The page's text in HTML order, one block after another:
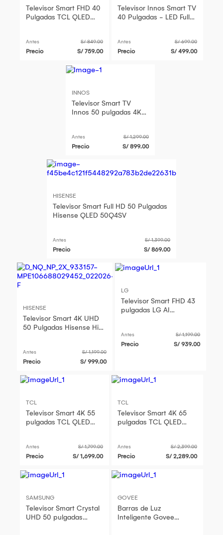
Televisor Smart FHD 40
Pulgadas TCL QLED
Antes S/ 849.00
Precio S/ 759.00
Televisor Innos Smart TV
40 Pulgadas - LED Full
Antes S/ 699.00
Precio S/ 499.00
INNOS
Televisor Smart TV
Innos 50 pulgadas 4K
Antes S/ 1,299.00
Precio S/ 899.00
HISENSE
Televisor Smart Full HD 50 Pulgadas
Hisense QLED 50Q4SV
Antes S/ 1,399.00
Precio S/ 869.00
HISENSE
Televisor Smart 4K UHD
50 Pulgadas Hisense Hi-
Antes S/ 1,199.00
Precio S/ 999.00
LG
Televisor Smart FHD 43
pulgadas LG AI
Antes S/ 1,199.00
Precio S/ 939.00
TCL
Televisor Smart 4K 55
pulgadas TCL QLED
Antes S/ 1,799.00
Precio S/ 1,699.00
TCL
Televisor Smart 4K 65
pulgadas TCL QLED
Antes S/ 2,399.00
Precio S/ 2,289.00
SAMSUNG
Televisor Smart Crystal
UHD 50 pulgadas
GOVEE
Barras de Luz
Inteligente Govee